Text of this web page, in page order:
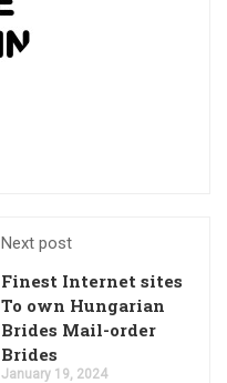
Next post
Finest Internet sites
To own Hungarian
Brides Mail-order
Brides
January 19, 2024